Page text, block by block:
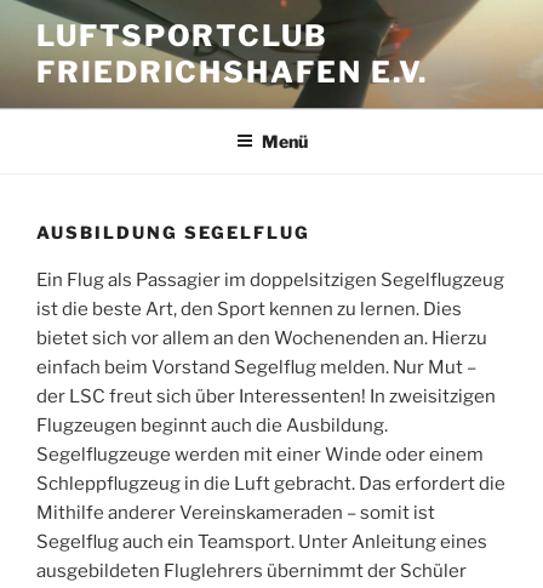
Zum
Inhalt
springen
LUFTSPORTCLUB
FRIEDRICHSHAFEN E.V.
Menü
AUSBILDUNG SEGELFLUG
Ein Flug als Passagier im doppelsitzigen Segelflugzeug
ist die beste Art, den Sport kennen zu lernen. Dies
bietet sich vor allem an den Wochenenden an. Hierzu
einfach beim Vorstand Segelflug melden. Nur Mut –
der LSC freut sich über Interessenten! In zweisitzigen
Flugzeugen beginnt auch die Ausbildung.
Segelflugzeuge werden mit einer Winde oder einem
Schleppflugzeug in die Luft gebracht. Das erfordert die
Mithilfe anderer Vereinskameraden – somit ist
Segelflug auch ein Teamsport. Unter Anleitung eines
ausgebildeten Fluglehrers übernimmt der Schüler